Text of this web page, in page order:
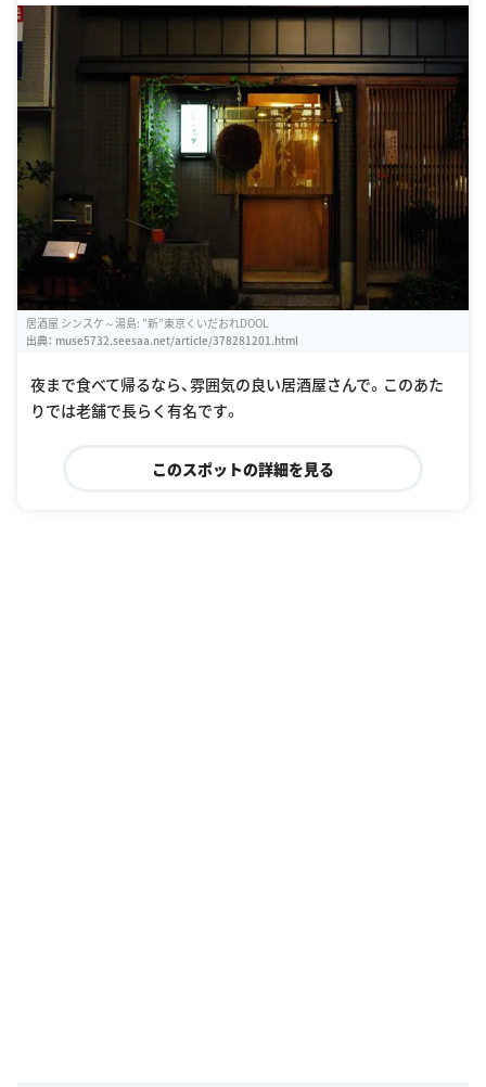
居酒屋 シンスケ～湯島: ”新”東京くいだおれDOOL
出典： muse5732.seesaa.net/article/378281201.html
夜まで食べて帰るなら、雰囲気の良い居酒屋さんで。このあた
りでは老舗で長らく有名です。
このスポットの詳細を見る